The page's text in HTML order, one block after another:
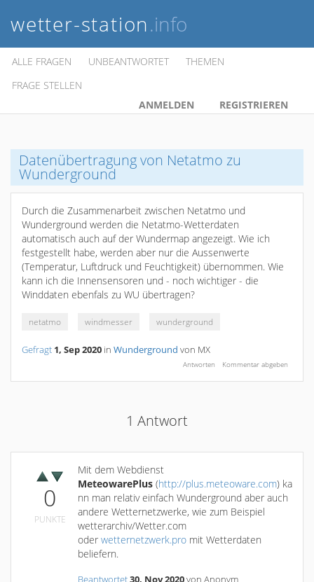
wetter-station.info
ALLE FRAGEN UNBEANTWORTET
THEMEN
FRAGE STELLEN
ANMELDEN
REGISTRIEREN
Datenübertragung von Netatmo zu
Wunderground
Durch die Zusammenarbeit zwischen Netatmo und
Wunderground werden die Netatmo-Wetterdaten
automatisch auch auf der Wundermap angezeigt. Wie ich
festgestellt habe, werden aber nur die Aussenwerte
(Temperatur, Luftdruck und Feuchtigkeit) übernommen. Wie
kann ich die Innensensoren und - noch wichtiger - die
Winddaten ebenfals zu WU übertragen?
netatmo windmesser wunderground
Gefragt 1, Sep 2020 in Wunderground von MX
1 Antwort
0
PUNKTE
Mit dem Webdienst
MeteowarePlus (http://plus.meteoware.com) ka
nn man relativ einfach Wunderground aber auch
andere Wetternetzwerke, wie zum Beispiel
wetterarchiv/Wetter.com
oder wetternetzwerk.pro mit Wetterdaten
beliefern.
Beantwortet30, Nov 2020von Anonym